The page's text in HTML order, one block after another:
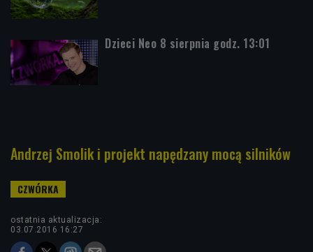
Dzieci Neo 8 sierpnia godz. 13:01
Andrzej Smolik i projekt napędzany mocą silników
ostatnia aktualizacja:
03.07.2016 16:27